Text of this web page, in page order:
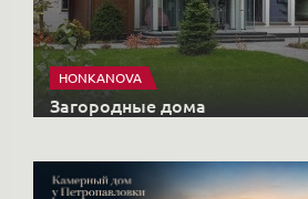
HONKANOVA
Загородные дома